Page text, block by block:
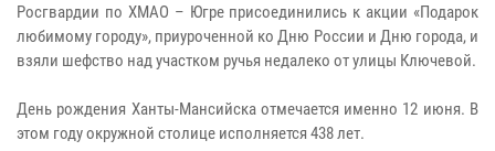
Росгвардии по ХМАО – Югре присоединились к акции «Подарок
любимому городу», приуроченной ко Дню России и Дню города, и
взяли шефство над участком ручья недалеко от улицы Ключевой.
День рождения Ханты-Мансийска отмечается именно 12 июня. В
этом году окружной столице исполняется 438 лет.